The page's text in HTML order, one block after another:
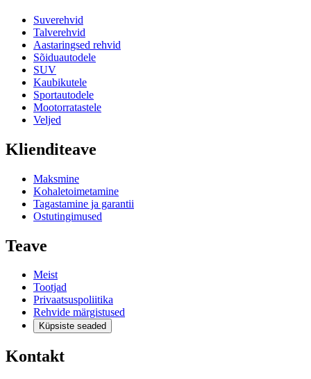
Suverehvid
Talverehvid
Aastaringsed rehvid
Sõiduautodele
SUV
Kaubikutele
Sportautodele
Mootorratastele
Veljed
Klienditeave
Maksmine
Kohaletoimetamine
Tagastamine ja garantii
Ostutingimused
Teave
Meist
Tootjad
Privaatsuspoliitika
Rehvide märgistused
Küpsiste seaded
Kontakt